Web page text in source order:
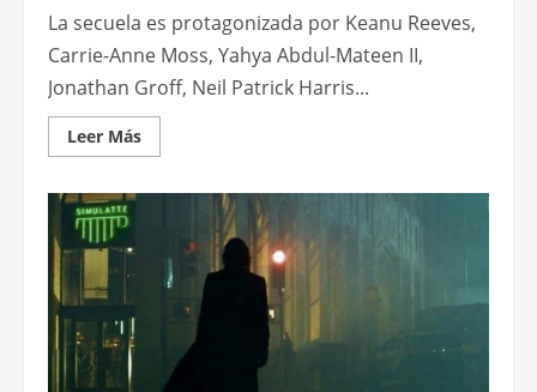
La secuela es protagonizada por Keanu Reeves,
Carrie-Anne Moss, Yahya Abdul-Mateen II,
Jonathan Groff, Neil Patrick Harris...
Leer MásLeer
más
anticipo
Matrix
Resurrecciones